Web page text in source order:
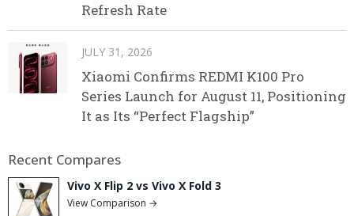
Refresh Rate
JULY 31, 2026
Xiaomi Confirms REDMI K100 Pro
Series Launch for August 11, Positioning
It as Its “Perfect Flagship”
Recent Compares
Vivo X Flip 2 vs Vivo X Fold 3
View Comparison →